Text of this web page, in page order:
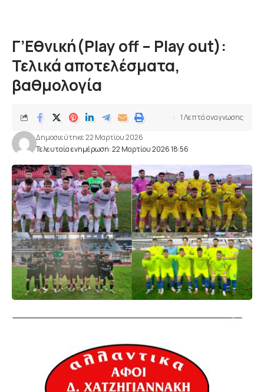
Γ’Εθνική(Play off – Play out):
Τελικά αποτελέσματα,
βαθμολογία
Τελευταία ενημέρωση: 22 Μαρτίου 2026 18:56
Δημοσιεύτηκε 22 Μαρτίου 2026
1 Λεπτά αναγνωσης